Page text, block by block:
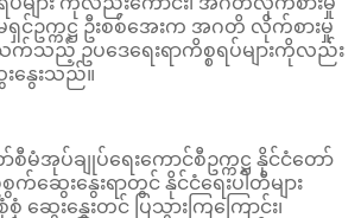
င်ဥက္ကဋ္ဌ ဦးစစ်အေးက အဂတိ လိုက်စားမှု
က်သည့် ဥပဒေရေးရာကိစ္စရပ်များကိုလည်း
းနွေးသည်။
စီမံအုပ်ချုပ်ရေးကောင်စီဥက္ကဋ္ဌ နိုင်ငံတော်
ဆွေးနွေးရာတွင် နိုင်ငံရေးပါတီများ
ဆွေးနွေးတင် ပြသွားကြကြောင်း၊